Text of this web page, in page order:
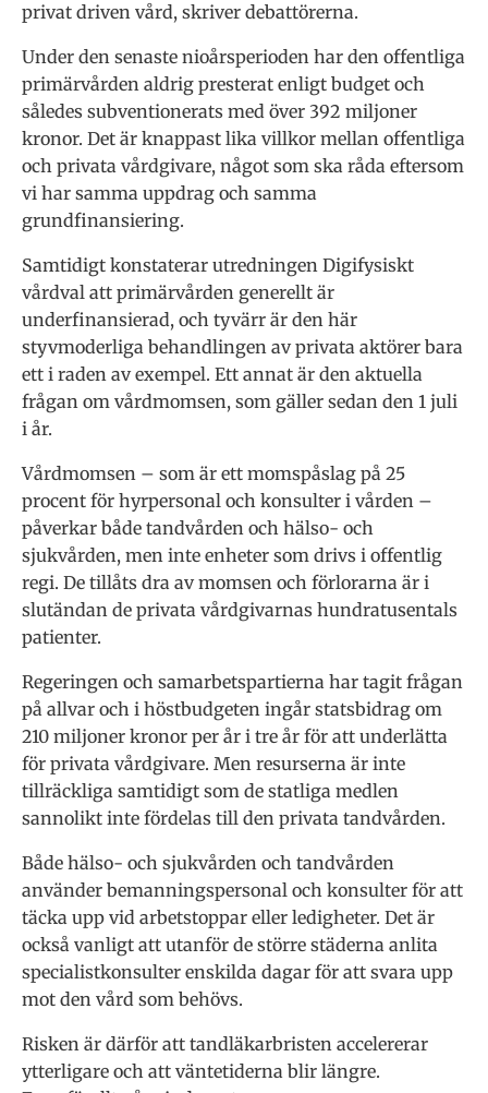
privat driven vård, skriver debattörerna.
Under den senaste nioårsperioden har den offentliga
primärvården aldrig presterat enligt budget och
således subventionerats med över 392 miljoner
kronor. Det är knappast lika villkor mellan offentliga
och privata vårdgivare, något som ska råda eftersom
vi har samma uppdrag och samma
grundfinansiering.
Samtidigt konstaterar utredningen Digifysiskt
vårdval att primärvården generellt är
underfinansierad, och tyvärr är den här
styvmoderliga behandlingen av privata aktörer bara
ett i raden av exempel. Ett annat är den aktuella
frågan om vårdmomsen, som gäller sedan den 1 juli
i år.
Vårdmomsen – som är ett momspåslag på 25
procent för hyrpersonal och konsulter i vården –
påverkar både tandvården och hälso- och
sjukvården, men inte enheter som drivs i offentlig
regi. De tillåts dra av momsen och förlorarna är i
slutändan de privata vårdgivarnas hundratusentals
patienter.
Regeringen och samarbetspartierna har tagit frågan
på allvar och i höstbudgeten ingår statsbidrag om
210 miljoner kronor per år i tre år för att underlätta
för privata vårdgivare. Men resurserna är inte
tillräckliga samtidigt som de statliga medlen
sannolikt inte fördelas till den privata tandvården.
Både hälso- och sjukvården och tandvården
använder bemanningspersonal och konsulter för att
täcka upp vid arbetstoppar eller ledigheter. Det är
också vanligt att utanför de större städerna anlita
specialistkonsulter enskilda dagar för att svara upp
mot den vård som behövs.
Risken är därför att tandläkarbristen accelererar
ytterligare och att väntetiderna blir längre.